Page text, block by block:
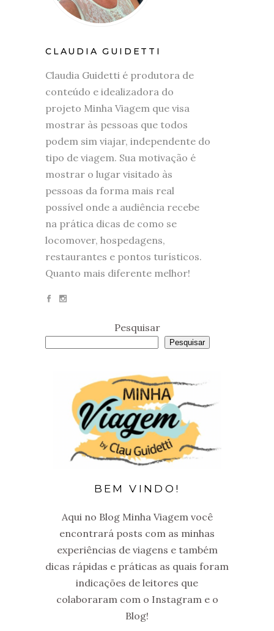
CLAUDIA GUIDETTI
Claudia Guidetti é produtora de
conteúdo e idealizadora do
projeto Minha Viagem que visa
mostrar às pessoas que todos
podem sim viajar, independente do
tipo de viagem. Sua motivação é
mostrar o lugar visitado às
pessoas da forma mais real
possível onde a audiência recebe
na prática dicas de como se
locomover, hospedagens,
restaurantes e pontos turísticos.
Quanto mais diferente melhor!
Pesquisar
Pesquisar
BEM VINDO!
Aqui no Blog Minha Viagem você
encontrará posts com as minhas
experiências de viagens e também
dicas rápidas e práticas as quais foram
indicações de leitores que
colaboraram com o Instagram e o
Blog!